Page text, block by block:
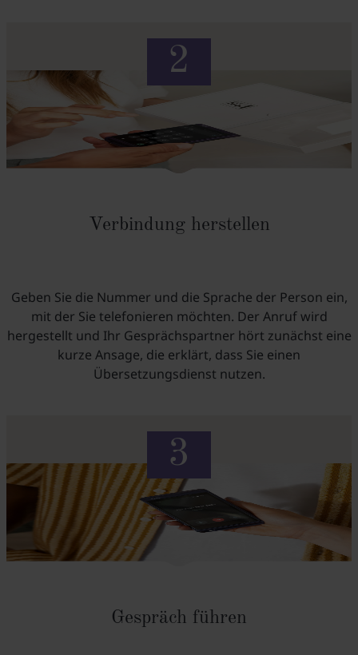
Verbindung herstellen
Geben Sie die Nummer und die Sprache der Person ein,
mit der Sie telefonieren möchten. Der Anruf wird
hergestellt und Ihr Gesprächspartner hört zunächst eine
kurze Ansage, die erklärt, dass Sie einen
Übersetzungsdienst nutzen.
Gespräch führen